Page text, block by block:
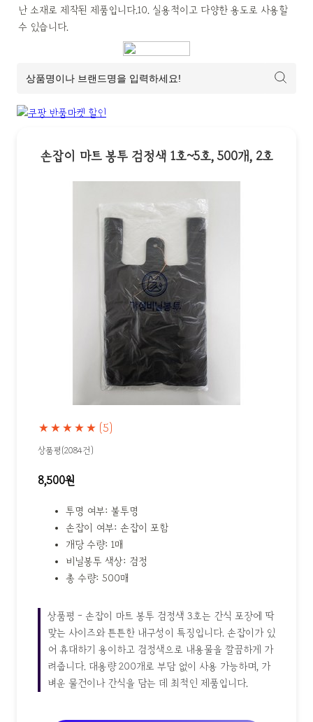
난 소재로 제작된 제품입니다.10. 실용적이고 다양한 용도로 사용할
수 있습니다.
손잡이 마트 봉투 검정색 1호~5호, 500개, 2호
★★★★★ (5)
상품평(2084건)
8,500원
투명 여부: 불투명
손잡이 여부: 손잡이 포함
개당 수량: 1매
비닐봉투 색상: 검정
총 수량: 500매
상품평 - 손잡이 마트 봉투 검정색 3호는 간식 포장에 딱
맞는 사이즈와 튼튼한 내구성이 특징입니다. 손잡이가 있
어 휴대하기 용이하고 검정색으로 내용물을 깔끔하게 가
려줍니다. 대용량 200개로 부담 없이 사용 가능하며, 가
벼운 물건이나 간식을 담는 데 최적인 제품입니다.